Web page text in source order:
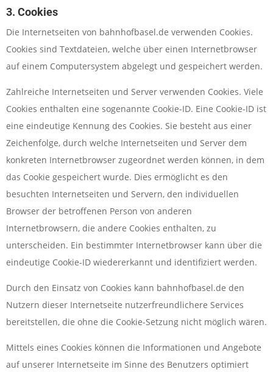
3. Cookies
Die Internetseiten von bahnhofbasel.de verwenden Cookies.
Cookies sind Textdateien, welche über einen Internetbrowser
auf einem Computersystem abgelegt und gespeichert werden.
Zahlreiche Internetseiten und Server verwenden Cookies. Viele
Cookies enthalten eine sogenannte Cookie-ID. Eine Cookie-ID ist
eine eindeutige Kennung des Cookies. Sie besteht aus einer
Zeichenfolge, durch welche Internetseiten und Server dem
konkreten Internetbrowser zugeordnet werden können, in dem
das Cookie gespeichert wurde. Dies ermöglicht es den
besuchten Internetseiten und Servern, den individuellen
Browser der betroffenen Person von anderen
Internetbrowsern, die andere Cookies enthalten, zu
unterscheiden. Ein bestimmter Internetbrowser kann über die
eindeutige Cookie-ID wiedererkannt und identifiziert werden.
Durch den Einsatz von Cookies kann bahnhofbasel.de den
Nutzern dieser Internetseite nutzerfreundlichere Services
bereitstellen, die ohne die Cookie-Setzung nicht möglich wären.
Mittels eines Cookies können die Informationen und Angebote
auf unserer Internetseite im Sinne des Benutzers optimiert